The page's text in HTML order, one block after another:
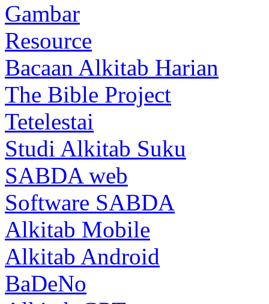
Gambar
Resource
Bacaan Alkitab Harian
The Bible Project
Tetelestai
Studi Alkitab Suku
SABDA web
Software SABDA
Alkitab Mobile
Alkitab Android
BaDeNo